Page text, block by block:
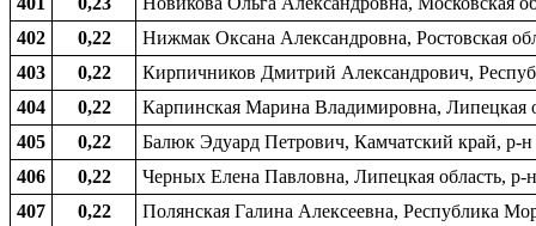
402
0,22
Нижмак Оксана Александровна, Ростовская
403
0,22
Кирпичников Дмитрий Александрович,
404
0,22
Карпинская Марина Владимировна, Липецкая
405
0,22
Балюк Эдуард Петрович, Камчатский край, р-
406
0,22
Черных Елена Павловна, Липецкая область, р-
407
0,22
Полянская Галина Алексеевна, Республика